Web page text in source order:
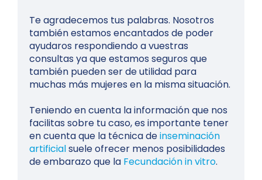
Te agradecemos tus palabras. Nosotros
también estamos encantados de poder
ayudaros respondiendo a vuestras
consultas ya que estamos seguros que
también pueden ser de utilidad para
muchas más mujeres en la misma situación.
Teniendo en cuenta la información que nos
facilitas sobre tu caso, es importante tener
en cuenta que la técnica deinseminación
artificialsuele ofrecer menos posibilidades
de embarazo que la Fecundación in vitro.